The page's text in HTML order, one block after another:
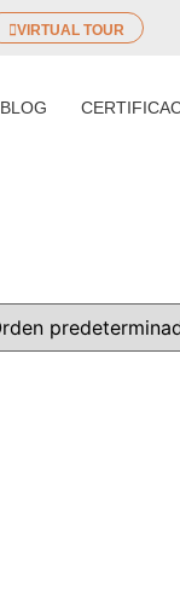
VIRTUAL TOUR
BLOG